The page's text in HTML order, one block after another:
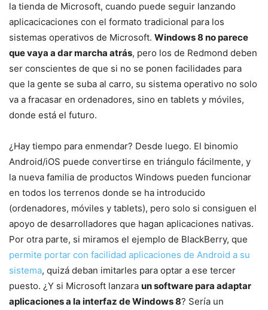
la tienda de Microsoft, cuando puede seguir lanzando
aplicacicaciones con el formato tradicional para los
sistemas operativos de Microsoft. Windows 8 no parece
que vaya a dar marcha atrás, pero los de Redmond deben
ser conscientes de que si no se ponen facilidades para
que la gente se suba al carro, su sistema operativo no solo
va a fracasar en ordenadores, sino en tablets y móviles,
donde está el futuro.
¿Hay tiempo para enmendar? Desde luego. El binomio
Android/iOS puede convertirse en triángulo fácilmente, y
la nueva familia de productos Windows pueden funcionar
en todos los terrenos donde se ha introducido
(ordenadores, móviles y tablets), pero solo si consiguen el
apoyo de desarrolladores que hagan aplicaciones nativas.
Por otra parte, si miramos el ejemplo de BlackBerry, que
permite portar con facilidad aplicaciones de Android a su
sistema, quizá deban imitarles para optar a ese tercer
puesto. ¿Y si Microsoft lanzara un software para adaptar
aplicaciones a la interfaz de Windows 8? Sería un